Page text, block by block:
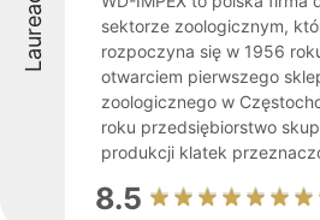
Laureaci
sektorze zoologicznym,
rozpoczyna się w 1956
otwarciem pierwszego
zoologicznego w
roku przedsiębiorstwo
produkcji klatek
8.5